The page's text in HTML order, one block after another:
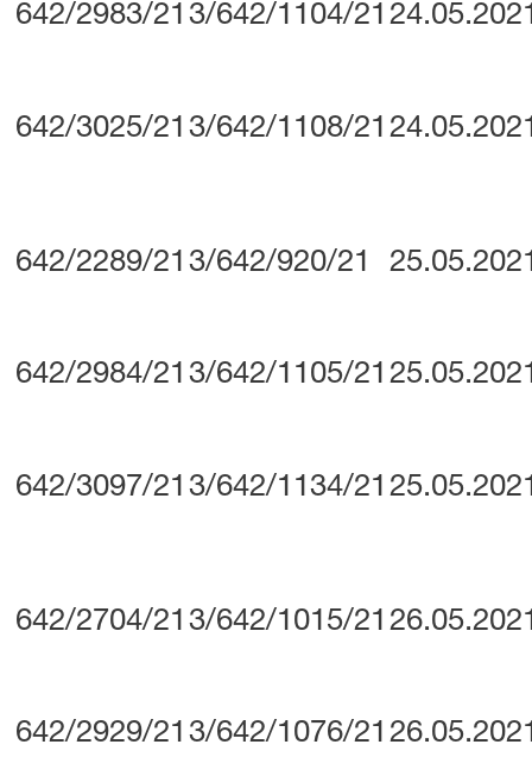
642/2983/21 3/642/1104/21
642/3025/21 3/642/1108/21
642/2289/21 3/642/920/21
642/2984/21 3/642/1105/21
642/3097/21 3/642/1134/21
642/2704/21 3/642/1015/21
642/2929/21 3/642/1076/21